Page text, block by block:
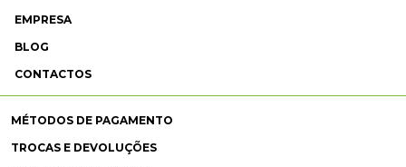
EMPRESA
BLOG
CONTACTOS
MÉTODOS DE PAGAMENTO
TROCAS E DEVOLUÇÕES